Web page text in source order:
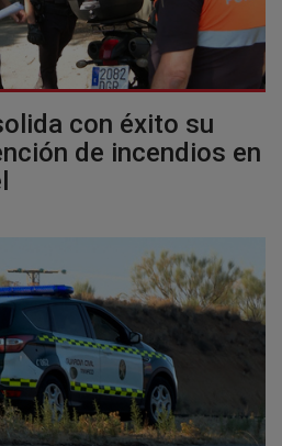
con éxito su
de incendios en